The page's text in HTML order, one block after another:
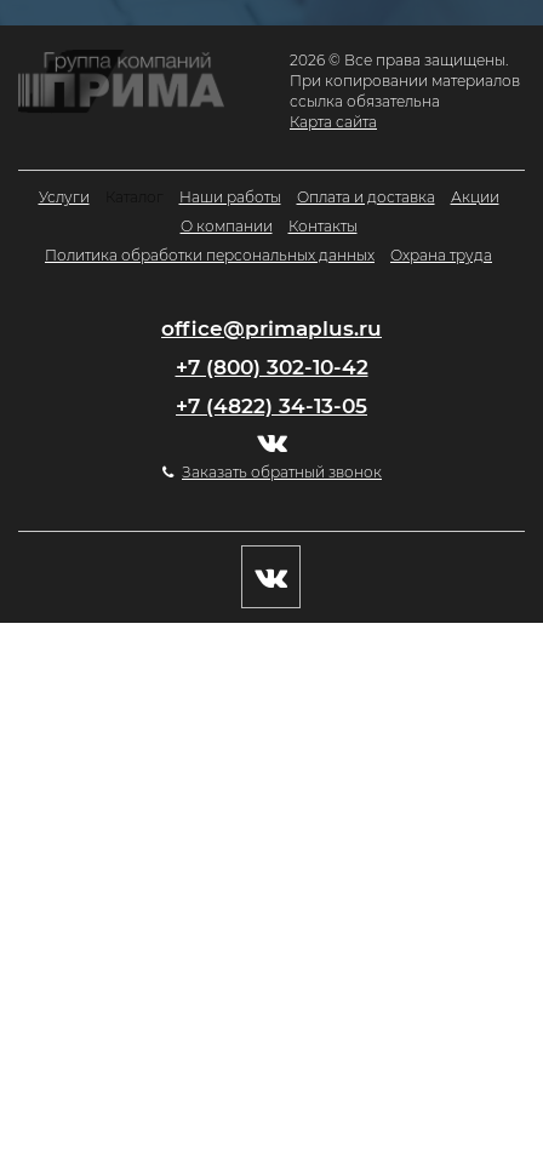
2026 © Все права защищены.
При копировании материалов
ссылка обязательна
Карта сайта
Услуги Наши работы Оплата и доставка
Акции
О компании
Контакты
Политика обработки персональных данных
Охрана труда
office@primaplus.ru
+7 (800) 302-10-42
+7 (4822) 34-13-05
Заказать обратный звонок